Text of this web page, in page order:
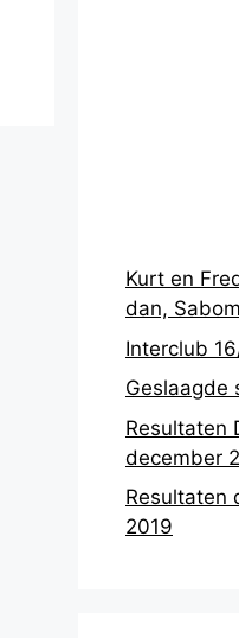
Kurt en
dan,
Interclub
Geslaagde
Resultaten
december
Resultaten
2019